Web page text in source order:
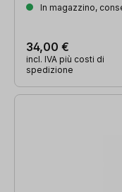
In magazzino,
34,00 €
incl. IVA più costi di
spedizione